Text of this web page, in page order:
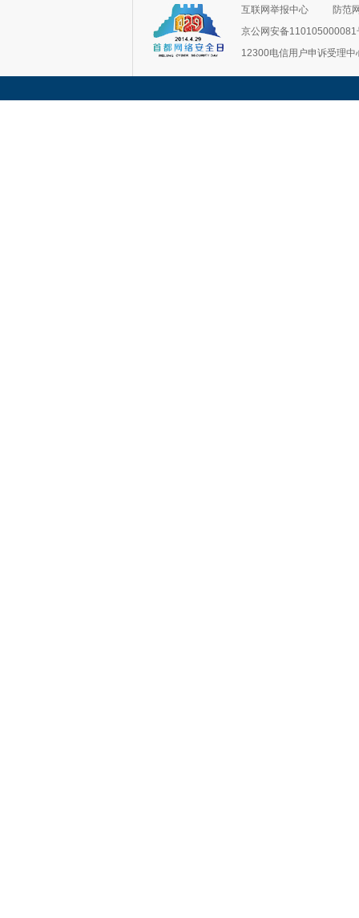
互联网举报中心
防范
京公网安备110105000081
12300电信用户申诉受理中